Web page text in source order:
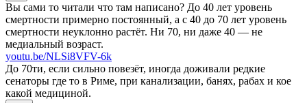
Вы сами то читали что там написано? До 40 лет уровень
смертности примерно постоянный, а с 40 до 70 лет уровень
смертности неуклонно растёт. Ни 70, ни даже 40 — не
медиальный возраст.
youtu.be/NLSi8VFV-6k
До 70ти, если сильно повезёт, иногда доживали редкие
сенаторы где то в Риме, при канализации, банях, рабах и кое
какой медициной.